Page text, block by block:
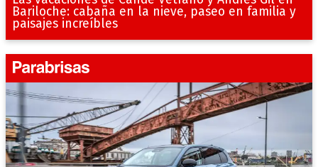
Bariloche: cabaña en la nieve, paseo en familia y
paisajes increíbles